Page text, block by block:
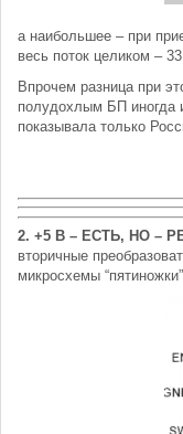
а наибольшее – при
весь поток целиком –
Впрочем разница при
полудохлым БП иногда
показывала только
2. +5 В – ЕСТЬ, НО –
вторичные
микросхемы